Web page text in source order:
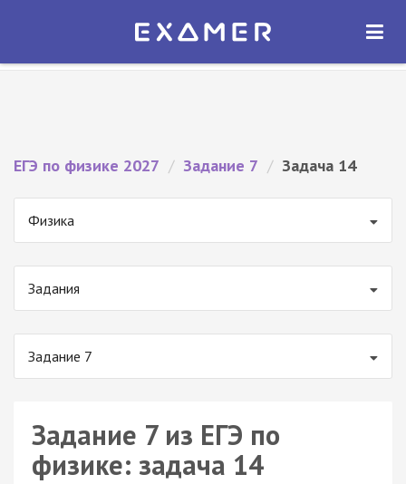
Экзамер — ЕГЭ 2027
ОТКРЫТЬ
ЕГЭ по физике 2027 / Задание 7 / Задача 14
Физика
Задания
Задание 7
Задание 7 из ЕГЭ по
физике: задача 14